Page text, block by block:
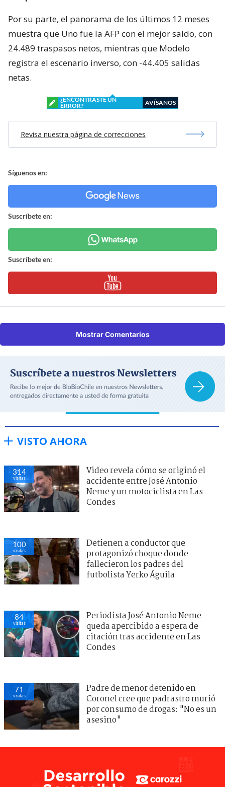
Por su parte, el panorama de los últimos 12 meses
muestra que Uno fue la AFP con el mejor saldo, con
24.489 traspasos netos, mientras que Modelo
registra el escenario inverso, con -44.405 salidas
netas.
¿ENCONTRASTE UN
ERROR?
AVÍSANOS
Revisa nuestra página de correcciones
Síguenos en:
Suscríbete en:
Suscríbete en:
Mostrar Comentarios
VISTO AHORA
314
visitas
Video revela cómo se originó el
accidente entre José Antonio
Neme y un motociclista en Las
Condes
100
visitas
Detienen a conductor que
protagonizó choque donde
fallecieron los padres del
futbolista Yerko Águila
84
visitas
Periodista José Antonio Neme
queda apercibido a espera de
citación tras accidente en Las
Condes
71
visitas
Padre de menor detenido en
Coronel cree que padrastro murió
por consumo de drogas: "No es un
asesino"